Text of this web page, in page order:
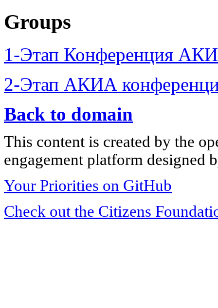
Groups
1-Этап Конференция
2-Этап АКИА
Back to domain
This content is created by the
engagement platform designed
Your Priorities on GitHub
Check out the Citizens